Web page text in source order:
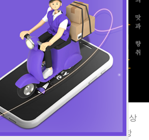
풍기인삼이야기
제조영상
키즈홍삼액 기타홍삼제품
공지사항